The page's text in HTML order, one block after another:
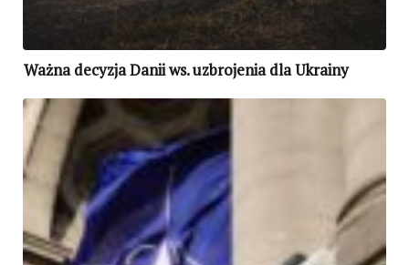
Ważna decyzja Danii ws. uzbrojenia dla Ukrainy